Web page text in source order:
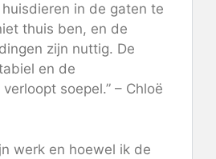
in de gaten te
thuis ben, en de
zijn nuttig. De
en de
soepel.” – Chloë
werk en hoewel ik de